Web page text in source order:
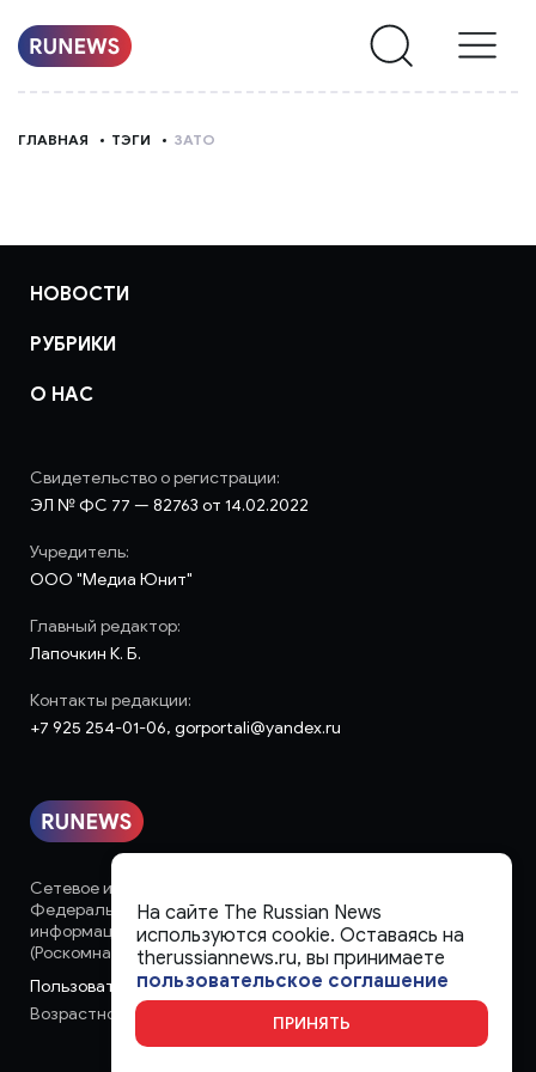
О
НАС
ГЛАВНАЯ ТЭГИ ЗАТО
НОВОСТИ
РУБРИКИ
О НАС
Сетевое издание «runews» (18+) зарегистрировано в
Федеральной службе по надзору в сфере связи,
информационных технологий и массовых коммуникаций
(Роскомнадзор)
Пользовательское соглашение
Возрастное ограничение:
Свидетельство о регистрации:
ЭЛ № ФС 77 — 82763 от 14.02.2022
Учредитель:
ООО "Медиа Юнит"
Главный редактор:
Лапочкин К. Б.
Контакты редакции:
+7 925 254-01-06, gorportali@yandex.ru
На сайте The Russian News
используются cookie. Оставаясь на
therussiannews.ru, вы принимаете
пользовательское соглашение
ПРИНЯТЬ